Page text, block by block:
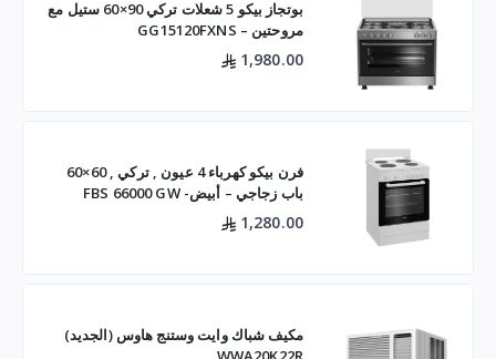
بوتجاز بيكو 5 شعلات تركي 90×60 ستيل مع
مروحتين – GG15120FXNS
1,980.00
فرن بيكو كهرباء 4 عيون , تركي , 60×60
باب زجاجي – أبيض- FBS 66000 GW
1,280.00
مكيف شباك وايت وستنج هاوس (الجديد)